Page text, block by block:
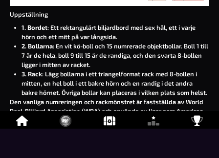
Uppställning
1. Bordet: Ett rektangulärt biljardbord med sex hål, ett i varje
hörn och ett mitt på var långsida.
2. Bollarna: En vit kö-boll och 15 numrerade objektbollar. Boll 1 till
7 är de hela, boll 9 till 15 är de randiga, och den svarta 8-bollen
ligger i mitten av racket.
3. Rack: Lägg bollarna i ett triangelformat rack med 8-bollen i
mitten, en hel boll i ett bakre hörn och en randig i det andra
bakre hörnet. Övriga bollar kan placeras i vilken plats som helst.
Den vanliga numreringen och rackmönstret är fastställda avWorld
Pool-Billiard Association (WPA) och används av ligor som American
Poolplayers Association (APA)
och BCA Pool League.